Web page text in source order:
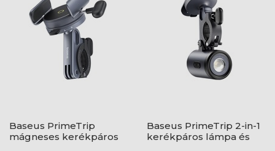
Baseus PrimeTrip
mágneses kerékpáros
Baseus PrimeTrip 2-in-1
kerékpáros lámpa és